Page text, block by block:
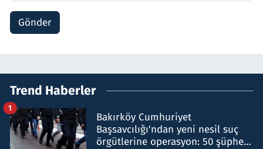
Gönder
Trend Haberler
Bakırköy Cumhuriyet
Başsavcılığı'ndan yeni nesil suç
örgütlerine operasyon: 50 şüpheli
1